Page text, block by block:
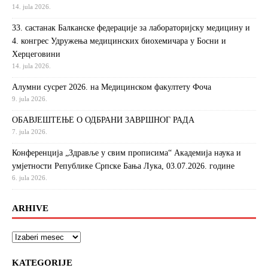
14. jula 2026.
33. састанак Балканске федерације за лабораторијску медицину и
4. конгрес Удружења медицинских биохемичара у Босни и
Херцеговини
14. jula 2026.
Алумни сусрет 2026. на Медицинском факултету Фоча
9. jula 2026.
ОБАВЈЕШТЕЊЕ О ОДБРАНИ ЗАВРШНОГ РАДА
7. jula 2026.
Конференција „Здравље у свим прописима“ Академија наука и
умјетности Републике Српске Бања Лука, 03.07.2026. године
6. jula 2026.
ARHIVE
KATEGORIJE